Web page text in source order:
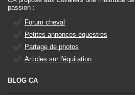
passion :
Forum cheval
Petites annonces équestres
Partage de photos
Articles sur l'équitation
BLOG CA